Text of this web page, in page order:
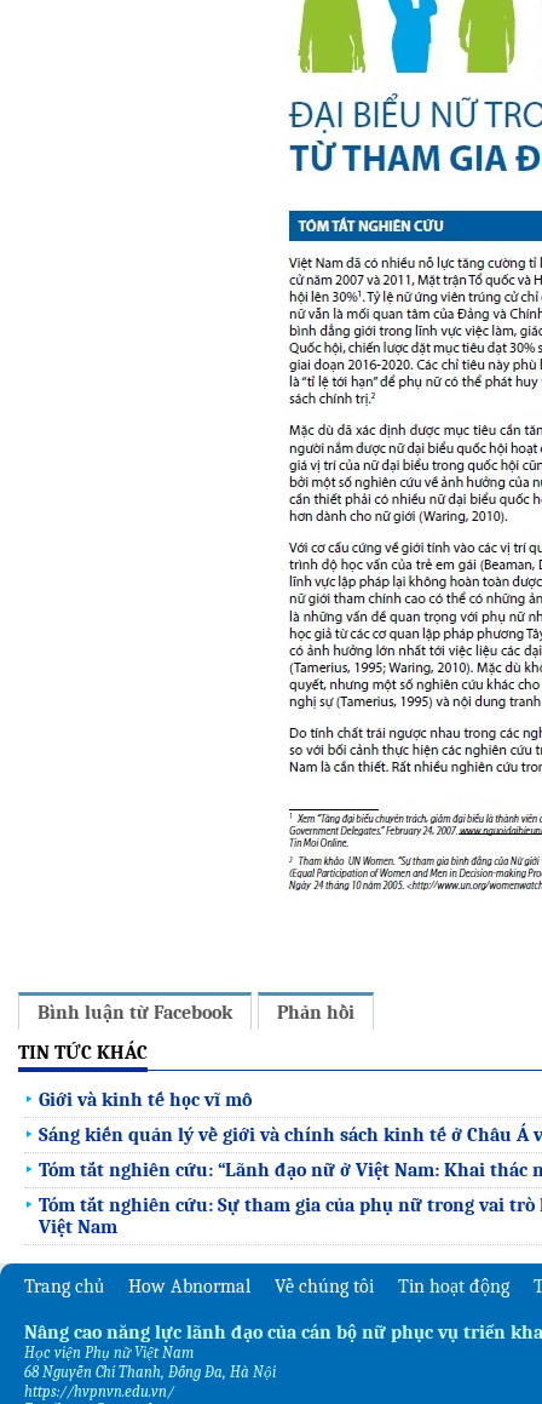
Bình luận từ Facebook
Phản hồi
TIN TỨC KHÁC
Giới và kinh tế học vĩ mô
Sáng kiến quản lý về giới và chính sách kinh tế ở Châu Á
Tóm tắt nghiên cứu: “Lãnh đạo nữ ở Việt Nam: Khai thác
Tóm tắt nghiên cứu: Sự tham gia của phụ nữ trong vai trò
Việt Nam
Trang chủ How Abnormal Về chúng tôi Tin hoạt động
Nâng cao năng lực lãnh đạo của cán bộ nữ phục vụ triển
Học viện Phụ nữ Việt Nam
68 Nguyễn Chí Thanh, Đống Đa, Hà Nội
https://hvpnvn.edu.vn/